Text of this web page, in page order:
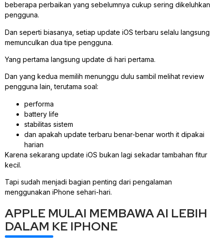
beberapa perbaikan yang sebelumnya cukup sering dikeluhkan
pengguna.
Dan seperti biasanya, setiap update iOS terbaru selalu langsung
memunculkan dua tipe pengguna.
Yang pertama langsung update di hari pertama.
Dan yang kedua memilih menunggu dulu sambil melihat review
pengguna lain, terutama soal:
performa
battery life
stabilitas sistem
dan apakah update terbaru benar-benar worth it dipakai
harian
Karena sekarang update iOS bukan lagi sekadar tambahan fitur
kecil.
Tapi sudah menjadi bagian penting dari pengalaman
menggunakan iPhone sehari-hari.
APPLE MULAI MEMBAWA AI LEBIH
DALAM KE IPHONE